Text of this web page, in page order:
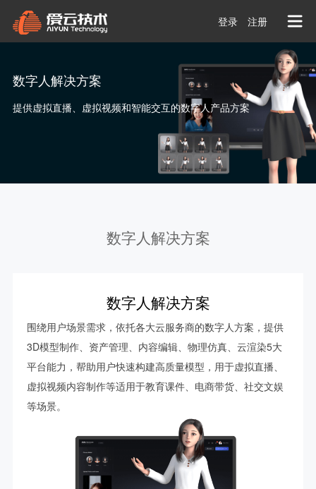

登录 注册
数字人解决方案
提供虚拟直播、虚拟视频和智能交互的数字人产品方案
数字人解决方案
数字人解决方案
围绕用户场景需求，依托各大云服务商的数字人方案，提供
3D模型制作、资产管理、内容编辑、物理仿真、云渲染5大
平台能力，帮助用户快速构建高质量模型，用于虚拟直播、
虚拟视频内容制作等适用于教育课件、电商带货、社交文娱
等场景。